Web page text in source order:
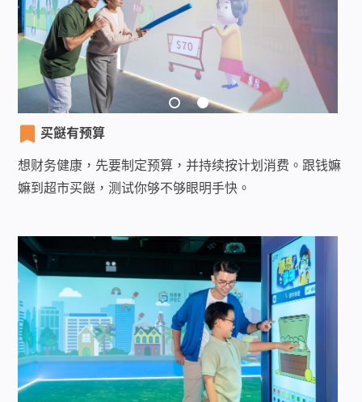
买餸有预算
想财务健康，先要制定预算，并持续按计划消费。跟钱嫲
嫲到超市买餸，测试你够不够眼明手快。